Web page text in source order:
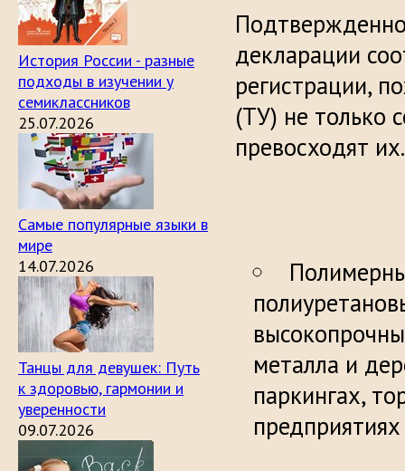
История России - разные
подходы в изучении у
семиклассников
25.07.2026
Самые популярные языки в
мире
14.07.2026
Танцы для девушек: Путь
к здоровью, гармонии и
уверенности
09.07.2026
декларации
регистрации,
(ТУ) не только
превосходят их.
металла и
паркингах,